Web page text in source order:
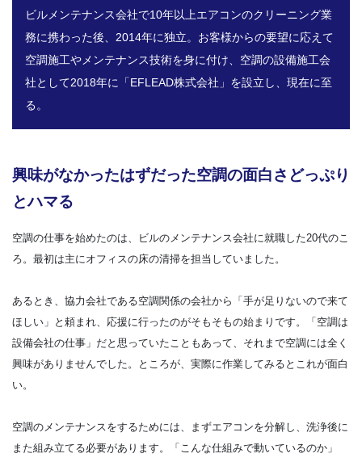
ビルメンテナンス会社で10年以上エアコンのクリーニング業
務に携わった後、2014年に独立。お客様からの要望に応えて
空調施工やメンテナンス技術を身に付け、空調の設備施工会
社として2018年に「EFLEAD株式会社」を設立し、現在に至
る。
興味がなかったはずだった空調の面白さどっぷり
とハマる
空調の仕事を始めたのは、ビルのメンテナンス会社に就職した20代のこ
ろ。最初は主にオフィスの床の清掃を担当していました。
あるとき、協力会社である空調関係の会社から「手が足りないので来て
ほしい」と頼まれ、応援に行ったのがそもそもの始まりです。「空調は
設備会社の仕事」だと思っていたこともあって、それまで空調には全く
興味がありませんでした。ところが、実際に作業してみるとこれが面白
い。
空調のメンテナンスをするためには、まずエアコンを分解し、洗浄後に
また組み立てる必要があります。「こんな仕組みで動いているのか」